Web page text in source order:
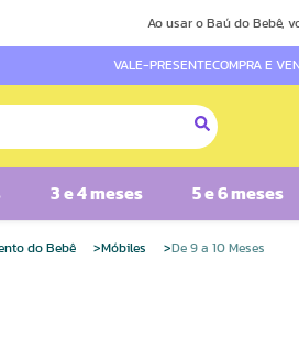
Ao usar o Baú do Bebê,
VALE-PRESENTECOMPRA E
3 e 4 meses 5 e 6 meses
do Bebê Móbiles De 9 a 10 Meses